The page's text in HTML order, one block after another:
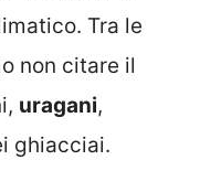
Tra le
non citare il
uragani,
ghiacciai.